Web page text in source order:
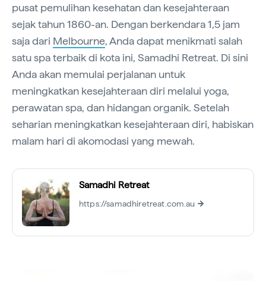
pusat pemulihan kesehatan dan kesejahteraan
sejak tahun 1860-an. Dengan berkendara 1,5 jam
saja dari Melbourne, Anda dapat menikmati salah
satu spa terbaik di kota ini, Samadhi Retreat. Di sini
Anda akan memulai perjalanan untuk
meningkatkan kesejahteraan diri melalui yoga,
perawatan spa, dan hidangan organik. Setelah
seharian meningkatkan kesejahteraan diri, habiskan
malam hari di akomodasi yang mewah.
Samadhi Retreat
https://samadhiretreat.com.au